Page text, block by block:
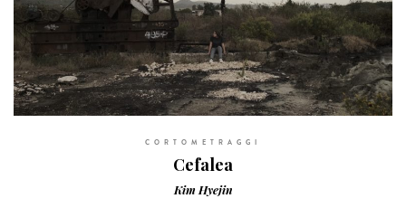
CORTOMETRAGGI
Cefalea
Kim Hyejin